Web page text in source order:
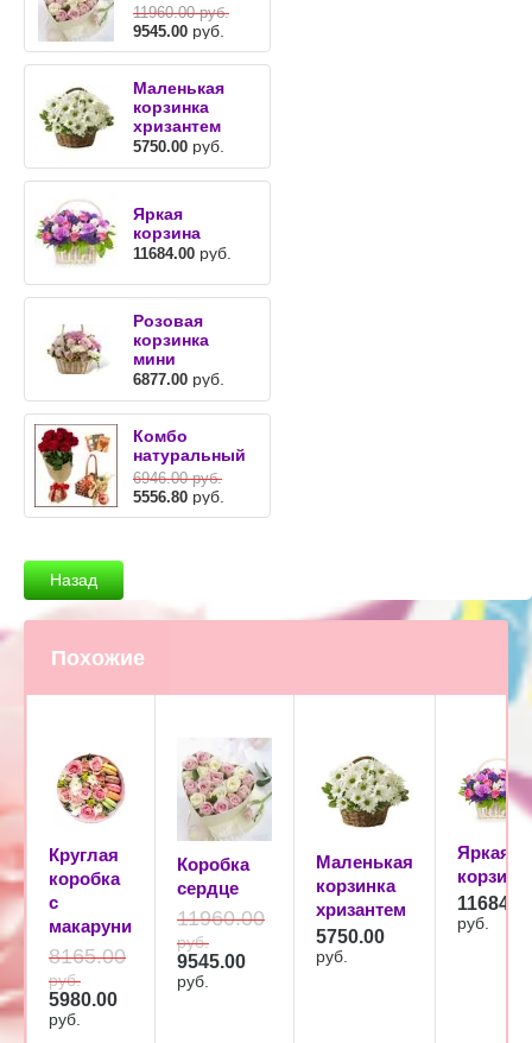
11960.00руб.
9545.00 руб.
Маленькая
корзинка
хризантем
5750.00 руб.
Яркая
корзина
11684.00 руб.
Розовая
корзинка
мини
6877.00 руб.
Комбо
натуральный
6946.00руб.
5556.80 руб.
Назад
Похожие
Круглая
коробка
с
макаруни
8165.00
руб.
5980.00
руб.
Коробка
сердце
11960.00
руб.
9545.00
руб.
Маленькая
корзинка
хризантем
5750.00
руб.
Яркая
корзина
руб.